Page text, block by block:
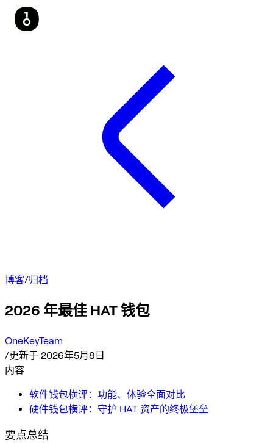
博客/归档
2026 年最佳 HAT 钱包
OneKeyTeam
/更新于 2026年5月8日
内容
软件钱包横评：功能、体验全面对比
硬件钱包横评：守护 HAT 资产的终极堡垒
要点总结